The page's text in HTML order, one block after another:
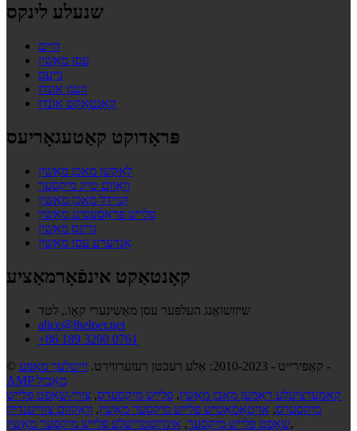
שנעלע לינקס
היים
עסן מאַשין
נייעס
וועגן אונדז
קאָנטאַקט אונדז
פּראָדוקט קאַטעגאָריעס
לאָקשן מאכן מאַשין
וואַוום טייג מיקסער
קניידל מאכן מאשין
פלייש פּראַסעסינג מאַשין
גרינס מאַשין
אַנדערע עסן מאַשין
קאָנטאַקט אינפֿאָרמאַציע
שיזזשואַנג העלפּער עסן מאַשינערי קאָו., לטד
alice@ihelper.net
+86 189 3290 0761
© קאַפּירייט - 2010-2023: אַלע רעכטן רעזערווירט.
זייטלעך מאַפּע
-
AMP מאָביל
קאמערציעלע ראַמען מאכן מאַשין, פלייש מיקסערס, צוויי-שאַפט פלייש
מיקסערס, אויטאָמאַטיש פלייש מיקסער מאַשין, וואַקוום צווייענדיק
שאַפט פלייש מיקסער, אינדוסטריעלע פלייש מיקסער מאַשין ,